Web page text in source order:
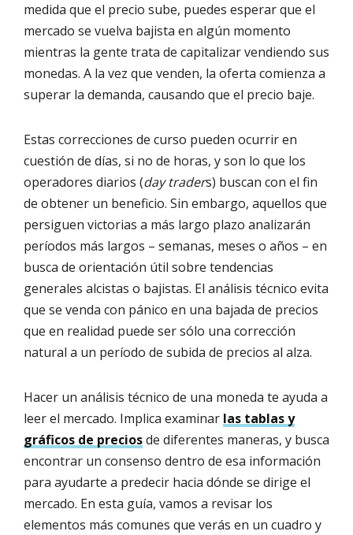
medida que el precio sube, puedes esperar que el
mercado se vuelva bajista en algún momento
mientras la gente trata de capitalizar vendiendo sus
monedas. A la vez que venden, la oferta comienza a
superar la demanda, causando que el precio baje.
Estas correcciones de curso pueden ocurrir en
cuestión de días, si no de horas, y son lo que los
operadores diarios (day traders) buscan con el fin
de obtener un beneficio. Sin embargo, aquellos que
persiguen victorias a más largo plazo analizarán
períodos más largos – semanas, meses o años – en
busca de orientación útil sobre tendencias
generales alcistas o bajistas. El análisis técnico evita
que se venda con pánico en una bajada de precios
que en realidad puede ser sólo una corrección
natural a un período de subida de precios al alza.
Hacer un análisis técnico de una moneda te ayuda a
leer el mercado. Implica examinar las tablas y
gráficos de preciosde diferentes maneras, y busca
encontrar un consenso dentro de esa información
para ayudarte a predecir hacia dónde se dirige el
mercado. En esta guía, vamos a revisar los
elementos más comunes que verás en un cuadro y